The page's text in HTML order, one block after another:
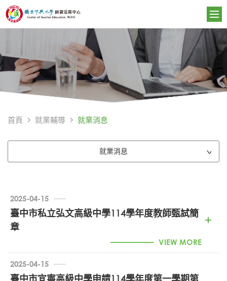
首頁 就業輔導 就業消息
就業消息
2025-04-15
臺中市私立弘文高級中學114學年度教師甄試簡
章
VIEW MORE
2025-04-15
臺中市宜寧高級中學申請114學年度第一學期第